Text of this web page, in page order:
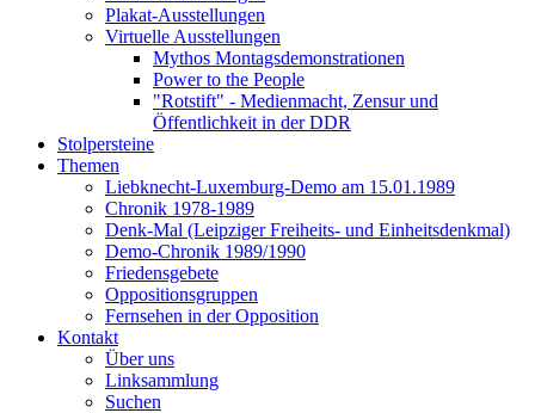
Plakat-Ausstellungen
Virtuelle Ausstellungen
Mythos Montagsdemonstrationen
Power to the People
"Rotstift" - Medienmacht, Zensur und
Öffentlichkeit in der DDR
Stolpersteine
Themen
Liebknecht-Luxemburg-Demo am 15.01.1989
Chronik 1978-1989
Denk-Mal (Leipziger Freiheits- und Einheitsdenkmal)
Demo-Chronik 1989/1990
Friedensgebete
Oppositionsgruppen
Fernsehen in der Opposition
Kontakt
Über uns
Linksammlung
Suchen